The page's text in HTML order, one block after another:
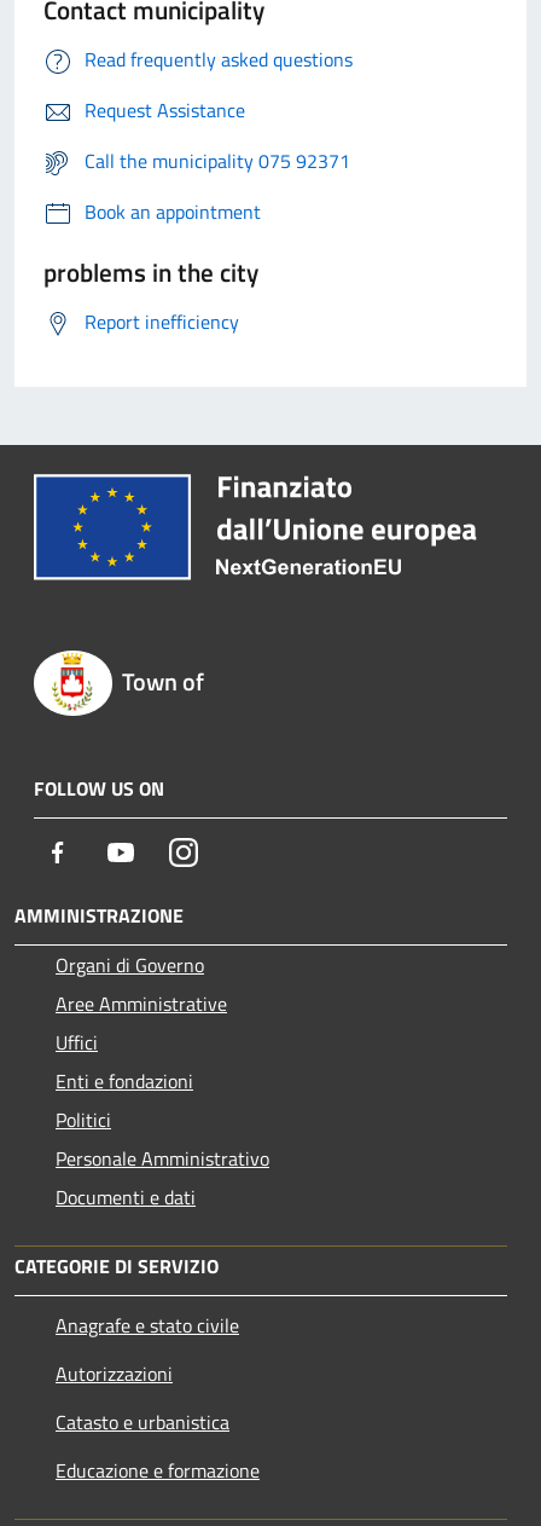
Contact municipality
Read frequently asked questions
Request Assistance
Call the municipality 075 92371
Book an appointment
problems in the city
Report inefficiency
Town of
FOLLOW US ON
Facebook YoutubeInstagram
AMMINISTRAZIONE
Organi di Governo
Aree Amministrative
Uffici
Enti e fondazioni
Politici
Personale Amministrativo
Documenti e dati
CATEGORIE DI SERVIZIO
Anagrafe e stato civile
Autorizzazioni
Catasto e urbanistica
Educazione e formazione